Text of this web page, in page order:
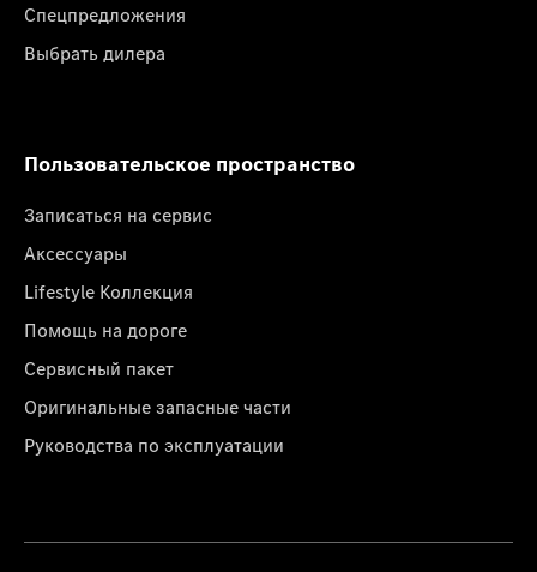
Спецпредложения
Выбрать дилера
Пользовательское пространство
Записаться на сервис
Аксессуары
Lifestyle Коллекция
Помощь на дороге
Сервисный пакет
Оригинальные запасные части
Руководства по эксплуатации